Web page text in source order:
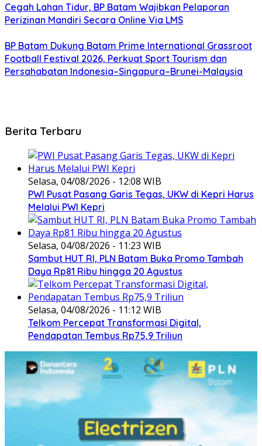
Cegah Lahan Tidur, BP Batam Wajibkan Pelaporan
Perizinan Mandiri Secara Online Via LMS
BP Batam Dukung Batam Prime International Grassroot
Football Festival 2026, Perkuat Sport Tourism dan
Persahabatan Indonesia–Singapura–Brunei-Malaysia
Berita Terbaru
Selasa, 04/08/2026 - 12:08 WIB
PWI Pusat Pasang Garis Tegas, UKW di Kepri Harus
Melalui PWI Kepri
Selasa, 04/08/2026 - 11:23 WIB
Sambut HUT RI, PLN Batam Buka Promo Tambah
Daya Rp81 Ribu hingga 20 Agustus
Selasa, 04/08/2026 - 11:12 WIB
Telkom Percepat Transformasi Digital,
Pendapatan Tembus Rp75,9 Triliun